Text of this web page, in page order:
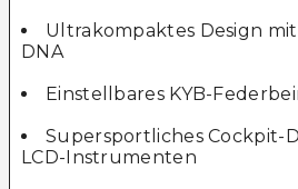
Ultrakompaktes Design
DNA
Einstellbares KYB-
Supersportliches Cockpit-
LCD-Instrumenten